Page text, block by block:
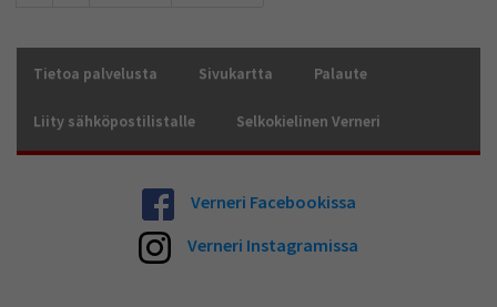
Tietoa palvelusta Sivukartta Palaute
Liity sähköpostilistalle Selkokielinen Verneri
Verneri Facebookissa
Verneri Instagramissa